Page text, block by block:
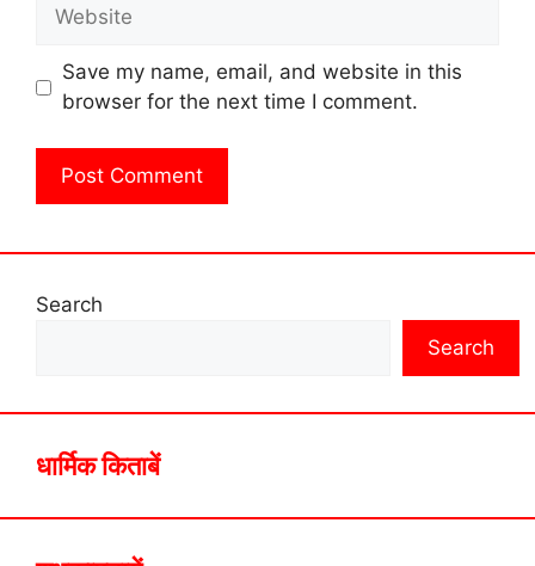
Save my name, email, and website in this
browser for the next time I comment.
Search
Search
धार्मिक किताबें